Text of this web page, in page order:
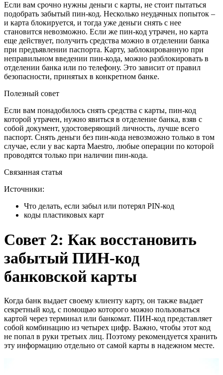
Если вам срочно нужны деньги с карты, не стоит пытаться
подобрать забытый пин-код. Несколько неудачных попыток –
и карта блокируется, и тогда уже деньги снять с нее
становится невозможно. Если же пин-код утрачен, но карта
еще действует, получить средства можно в отделении банка
при предъявлении паспорта. Карту, заблокированную при
неправильном введении пин-кода, можно разблокировать в
отделении банка или по телефону. Это зависит от правил
безопасности, принятых в конкретном банке.
Полезный совет
Если вам понадобилось снять средства с карты, пин-код
которой утрачен, нужно явиться в отделение банка, взяв с
собой документ, удостоверяющий личность, лучше всего
паспорт. Снять деньги без пин-кода невозможно только в том
случае, если у вас карта Maestro, любые операции по которой
проводятся только при наличии пин-кода.
Связанная статья
Источники:
Что делать, если забыл или потерял PIN-код
коды пластиковых карт
Совет 2: Как восстановить
забытый ПИН-код
банковской карты
Когда банк выдает своему клиенту карту, он также выдает
секретный код, с помощью которого можно пользоваться
картой через терминал или банкомат. ПИН-код представляет
собой комбинацию из четырех цифр. Важно, чтобы этот код
не попал в руки третьих лиц. Поэтому рекомендуется хранить
эту информацию отдельно от самой карты в надежном месте.